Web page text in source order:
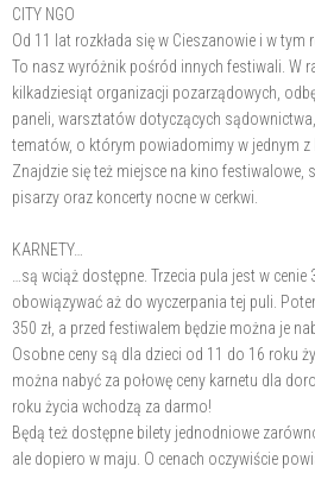
CITY NGO
Od 11 lat rozkłada się w Cieszanowie i w tym
To nasz wyróżnik pośród innych festiwali. W
kilkadziesiąt organizacji pozarządowych,
paneli, warsztatów dotyczących
tematów, o którym powiadomimy w jednym z
Znajdzie się też miejsce na kino festiwalowe,
pisarzy oraz koncerty nocne w cerkwi.
KARNETY…
…są wciąż dostępne. Trzecia pula jest w cenie
obowiązywać aż do wyczerpania tej puli.
350 zł, a przed festiwalem będzie można je
Osobne ceny są dla dzieci od 11 do 16 roku
można nabyć za połowę ceny karnetu dla
roku życia wchodzą za darmo!
Będą też dostępne bilety jednodniowe
ale dopiero w maju. O cenach oczywiście